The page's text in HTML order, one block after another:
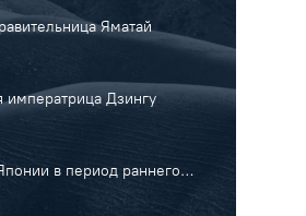
через жен
как жили жены
дамы.
Яматай
императрица Дзингу
в период раннего